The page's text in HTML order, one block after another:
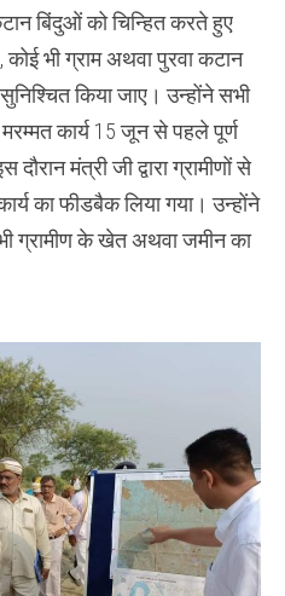
बिंदुओं को चिन्हित करते हुए
कोई भी ग्राम अथवा पुरवा कटान
किया जाए। उन्होंने सभी
कार्य 15 जून से पहले पूर्ण
मंत्री जी द्वारा ग्रामीणों से
का फीडबैक लिया गया। उन्होंने
ग्रामीण के खेत अथवा जमीन का